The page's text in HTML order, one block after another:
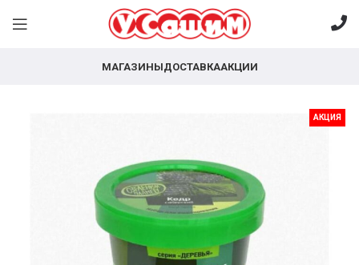
МАГАЗИНЫДОСТАВКААКЦИИ
АКЦИЯ